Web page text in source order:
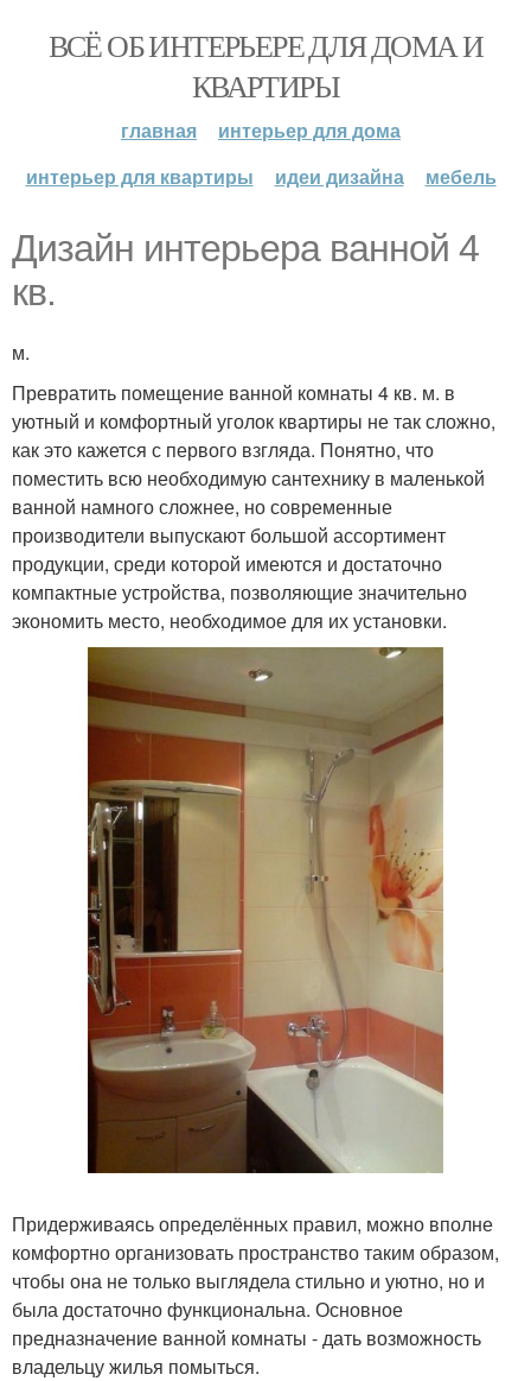
ВСЁ ОБ ИНТЕРЬЕРЕ ДЛЯ ДОМА И
КВАРТИРЫ
главная
интерьер для дома
интерьер для квартиры
идеи дизайна мебель
Дизайн интерьера ванной 4
кв.
м.
Превратить помещение ванной комнаты 4 кв. м. в
уютный и комфортный уголок квартиры не так сложно,
как это кажется с первого взгляда. Понятно, что
поместить всю необходимую сантехнику в маленькой
ванной намного сложнее, но современные
производители выпускают большой ассортимент
продукции, среди которой имеются и достаточно
компактные устройства, позволяющие значительно
экономить место, необходимое для их установки.
Придерживаясь определённых правил, можно вполне
комфортно организовать пространство таким образом,
чтобы она не только выглядела стильно и уютно, но и
была достаточно функциональна. Основное
предназначение ванной комнаты - дать возможность
владельцу жилья помыться.